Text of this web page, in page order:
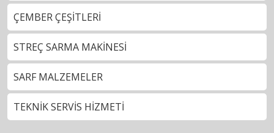
ÇEMBER ÇEŞİTLERİ
STREÇ SARMA MAKİNESİ
SARF MALZEMELER
TEKNİK SERVİS HİZMETİ